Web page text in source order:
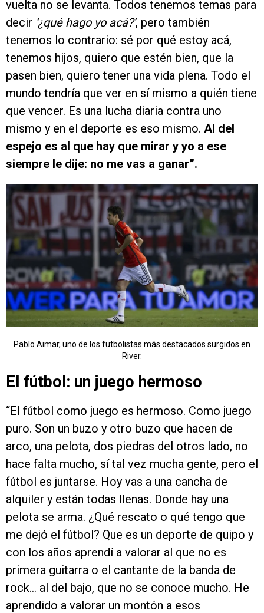
vuelta no se levanta. Todos tenemos temas para
decir ‘¿qué hago yo acá?’, pero también
tenemos lo contrario: sé por qué estoy acá,
tenemos hijos, quiero que estén bien, que la
pasen bien, quiero tener una vida plena. Todo el
mundo tendría que ver en sí mismo a quién tiene
que vencer. Es una lucha diaria contra uno
mismo y en el deporte es eso mismo. Al del
espejo es al que hay que mirar y yo a ese
siempre le dije: no me vas a ganar”.
Pablo Aimar, uno de los futbolistas más destacados surgidos en
River.
El fútbol: un juego hermoso
“El fútbol como juego es hermoso. Como juego
puro. Son un buzo y otro buzo que hacen de
arco, una pelota, dos piedras del otros lado, no
hace falta mucho, sí tal vez mucha gente, pero el
fútbol es juntarse. Hoy vas a una cancha de
alquiler y están todas llenas. Donde hay una
pelota se arma. ¿Qué rescato o qué tengo que
me dejó el fútbol? Que es un deporte de quipo y
con los años aprendí a valorar al que no es
primera guitarra o el cantante de la banda de
rock… al del bajo, que no se conoce mucho. He
aprendido a valorar un montón a esos